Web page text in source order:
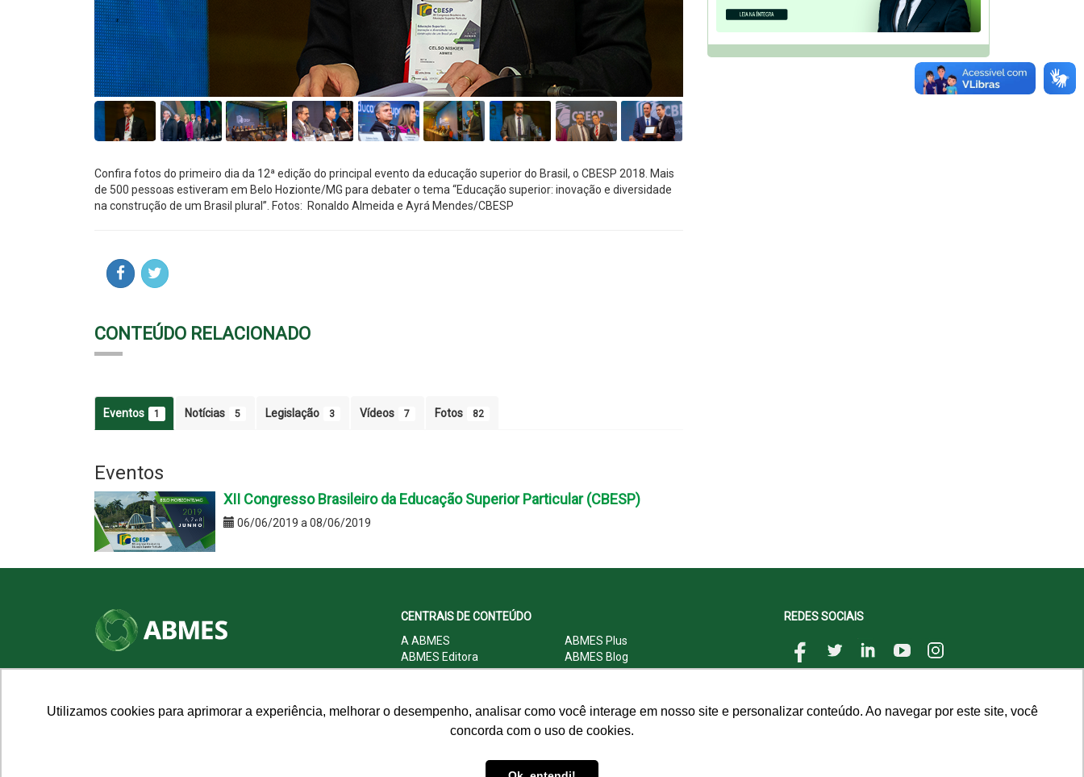
Utilizamos cookies para aprimorar a experiência, melhorar o desempenho, analisar como você interage em nosso site e personalizar conteúdo. Ao navegar por este site, você
concorda com o uso de cookies.
Confira fotos do primeiro dia da 12ª edição do principal evento da educação superior do Brasil, o CBESP 2018. Mais
de 500 pessoas estiveram em Belo Hozionte/MG para debater o tema “Educação superior: inovação e diversidade
na construção de um Brasil plural”. Fotos: Ronaldo Almeida e Ayrá Mendes/CBESP
CONTEÚDO RELACIONADO
Eventos 1 Notícias 5 Legislação 3 Vídeos 7 Fotos 82
Eventos
XII Congresso Brasileiro da Educação Superior Particular (CBESP)
06/06/2019 a 08/06/2019
CEP: 70.701-060 - Asa Norte, Brasília/DF
CENTRAIS DE CONTEÚDO
A ABMES
ABMES Plus
ABMES Editora
ABMES Blog
ABMES LInC
Legislação
Central do Associado ABMES
Contato
REDES SOCIAIS
© 2009 - 2026 ABMES. Todos os direitos reservados.